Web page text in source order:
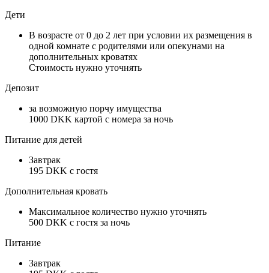
Дети
В возрасте от 0 до 2 лет при условии их размещения в
одной комнате с родителями или опекунами на
дополнительных кроватях
Стоимость нужно уточнять
Депозит
за возможную порчу имущества
1000 DKK картой с номера за ночь
Питание для детей
Завтрак
195 DKK c гостя
Дополнительная кровать
Максимальное количество нужно уточнять
500 DKK с гостя за ночь
Питание
Завтрак